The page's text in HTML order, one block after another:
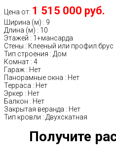
Цена от: 1 515 000 руб.
Ширина (м) : 9
Длина (м) : 10
Этажей : 1+мансарда
Стены : Клееный или профил.брус
Тип строения : Дом
Комнат : 4
Гараж : Нет
Панорамные окна : Нет
Терраса : Нет
Эркер : Нет
Балкон : Нет
Закрытая веранда : Нет
Тип кровли : Двухскатная
Получите